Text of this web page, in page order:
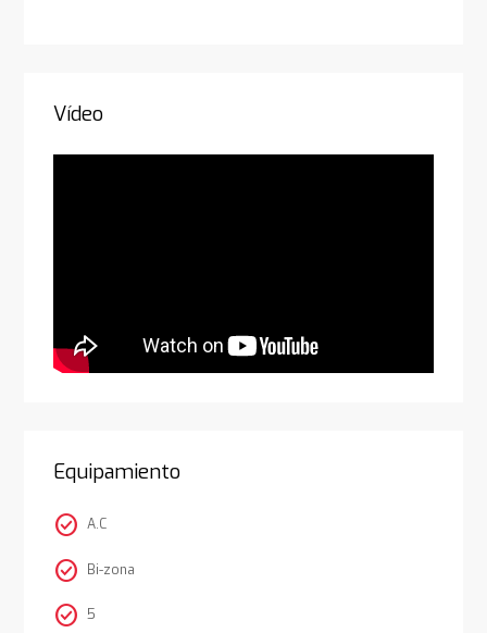
Vídeo
Equipamiento
check_circle A.C
check_circle Bi-zona
check_circle 5